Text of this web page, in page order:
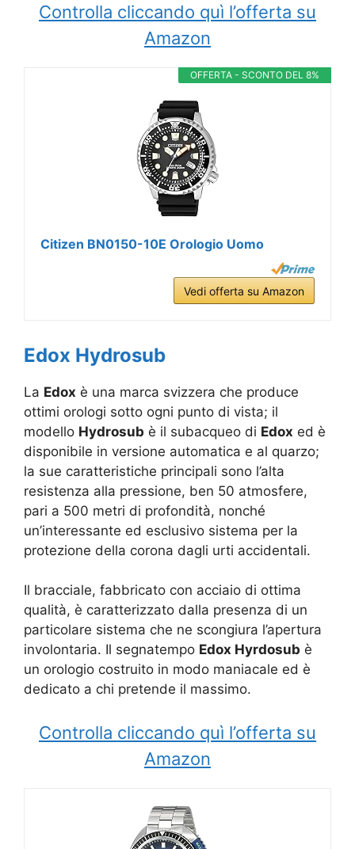
Controlla cliccando quì l’offerta su
Amazon
OFFERTA - SCONTO DEL 8%
Citizen BN0150-10E Orologio Uomo
Vedi offerta su Amazon
Edox Hydrosub
La Edox è una marca svizzera che produce
ottimi orologi sotto ogni punto di vista; il
modello Hydrosub è il subacqueo di Edox ed è
disponibile in versione automatica e al quarzo;
la sue caratteristiche principali sono l’alta
resistenza alla pressione, ben 50 atmosfere,
pari a 500 metri di profondità, nonché
un’interessante ed esclusivo sistema per la
protezione della corona dagli urti accidentali.
Il bracciale, fabbricato con acciaio di ottima
qualità, è caratterizzato dalla presenza di un
particolare sistema che ne scongiura l’apertura
involontaria. Il segnatempo Edox Hyrdosub è
un orologio costruito in modo maniacale ed è
dedicato a chi pretende il massimo.
Controlla cliccando quì l’offerta su
Amazon